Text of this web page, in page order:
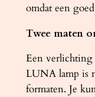
omdat een
Twee maten
Een verlichting
LUNA lamp is
formaten. Je